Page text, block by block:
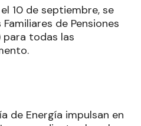
10 de septiembre, se
de Pensiones
para todas las
de Energía impulsan en